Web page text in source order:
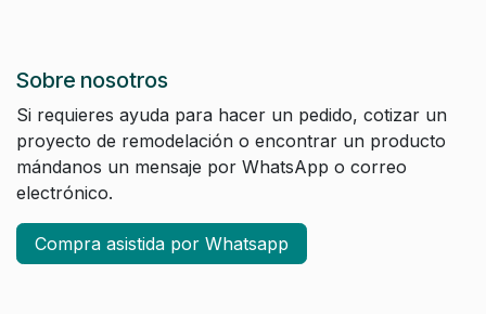
Sobre nosotros
Si requieres ayuda para hacer un pedido, cotizar un
proyecto de remodelación o encontrar un producto
mándanos un mensaje por WhatsApp o correo
electrónico.
Compra asistida por Whatsapp